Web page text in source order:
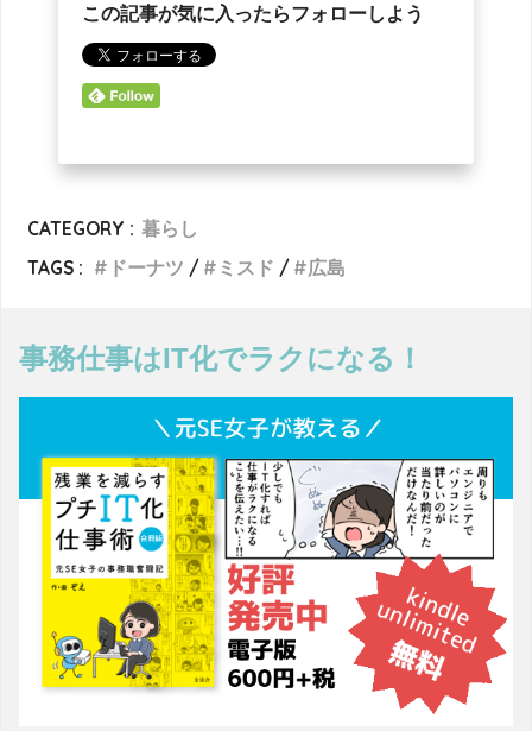
この記事が気に入ったらフォローしよう
CATEGORY : 暮らし
TAGS :
ドーナツ ミスド 広島
事務仕事はIT化でラクになる！